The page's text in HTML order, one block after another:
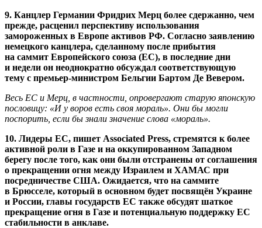
9. Канцлер Германии Фридрих Мерц более сдержанно, чем
прежде, расценил перспективу использования
замороженных в Европе активов РФ. Согласно заявлению
немецкого канцлера, сделанному после прибытия
на саммит Европейского союза (ЕС), в последние дни
и недели он неоднократно обсуждал соответствующую
тему с премьер-министром Бельгии Бартом Де Вевером.
Весь ЕС и Мерц, в частности, опровергают старую японскую
пословицу: «И у воров есть своя мораль». Они бы могли
поспорить, если бы знали значение слова «мораль».
10. Лидеры ЕС, пишет Associated Press, стремятся к более
активной роли в Газе и на оккупированном Западном
берегу после того, как они были отстранены от соглашения
о прекращении огня между Израилем и ХАМАС при
посредничестве США. Ожидается, что на саммите
в Брюсселе, который в основном будет посвящён Украине
и России, главы государств ЕС также обсудят шаткое
прекращение огня в Газе и потенциальную поддержку ЕС
стабильности в анклаве.